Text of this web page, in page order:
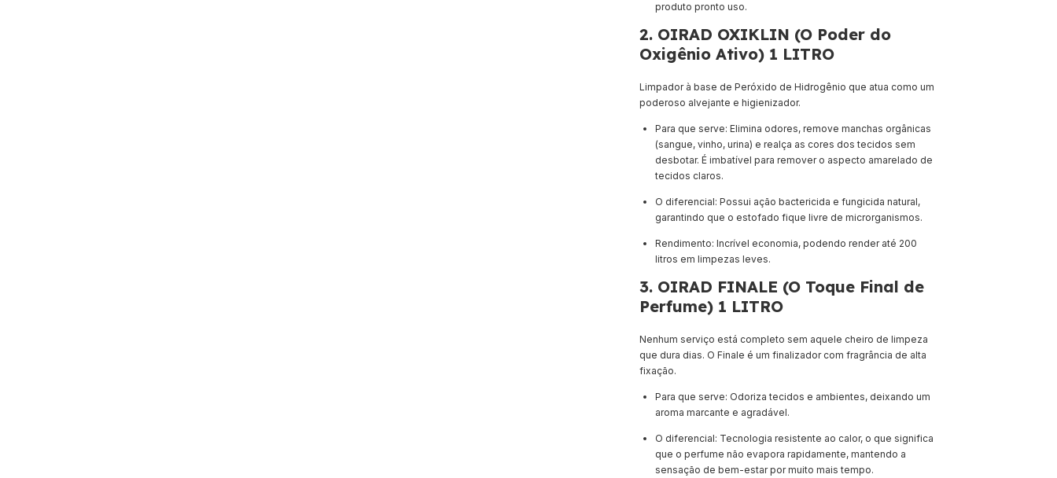
produto pronto uso.
2. OIRAD OXIKLIN (O Poder do
Oxigênio Ativo) 1 LITRO
Limpador à base de Peróxido de Hidrogênio que atua como um
poderoso alvejante e higienizador.
Para que serve: Elimina odores, remove manchas orgânicas
(sangue, vinho, urina) e realça as cores dos tecidos sem
desbotar. É imbatível para remover o aspecto amarelado de
tecidos claros.
O diferencial: Possui ação bactericida e fungicida natural,
garantindo que o estofado fique livre de microrganismos.
Rendimento: Incrível economia, podendo render até 200
litros em limpezas leves.
3. OIRAD FINALE (O Toque Final de
Perfume) 1 LITRO
Nenhum serviço está completo sem aquele cheiro de limpeza
que dura dias. O Finale é um finalizador com fragrância de alta
fixação.
Para que serve: Odoriza tecidos e ambientes, deixando um
aroma marcante e agradável.
O diferencial: Tecnologia resistente ao calor, o que significa
que o perfume não evapora rapidamente, mantendo a
sensação de bem-estar por muito mais tempo.